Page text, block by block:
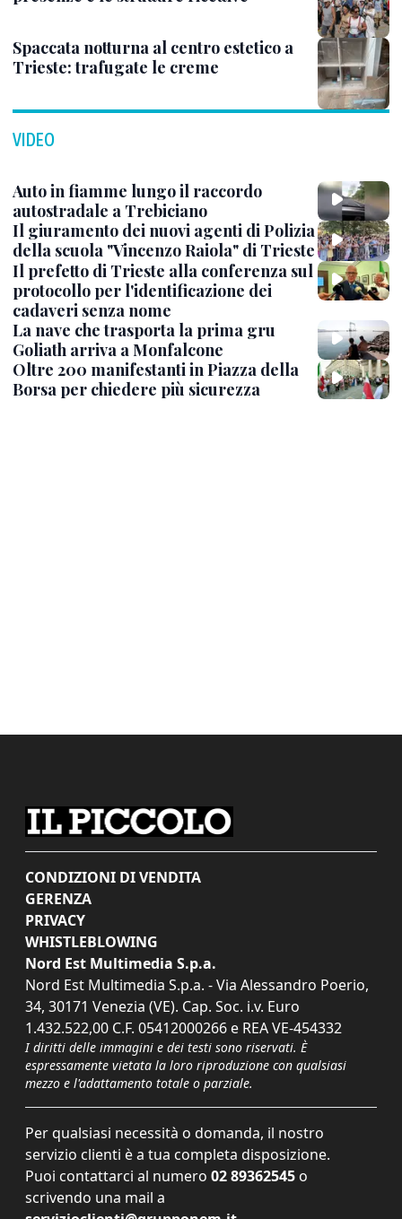
Spaccata notturna al centro estetico a
Trieste: trafugate le creme
VIDEO
Auto in fiamme lungo il raccordo
autostradale a Trebiciano
Il giuramento dei nuovi agenti di Polizia
della scuola "Vincenzo Raiola" di Trieste
Il prefetto di Trieste alla conferenza sul
protocollo per l'identificazione dei
cadaveri senza nome
La nave che trasporta la prima gru
Goliath arriva a Monfalcone
Oltre 200 manifestanti in Piazza della
Borsa per chiedere più sicurezza
CONDIZIONI DI VENDITA
GERENZA
PRIVACY
WHISTLEBLOWING
Nord Est Multimedia S.p.a.
Nord Est Multimedia S.p.a. - Via Alessandro Poerio,
34, 30171 Venezia (VE). Cap. Soc. i.v. Euro
1.432.522,00 C.F. 05412000266 e REA VE-454332
I diritti delle immagini e dei testi sono riservati. È
espressamente vietata la loro riproduzione con qualsiasi
mezzo e l'adattamento totale o parziale.
Per qualsiasi necessità o domanda, il nostro
servizio clienti è a tua completa disposizione.
Puoi contattarci al numero 02 89362545 o
scrivendo una mail a